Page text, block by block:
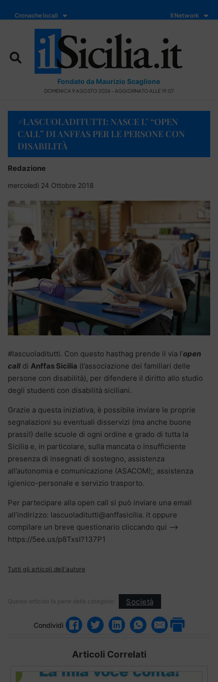
Cronache locali Il Network
Fondato da Maurizio Scaglione
DOMENICA 9 AGOSTO 2026 - AGGIORNATO ALLE 19:07
#LASCUOLADITUTTI: NASCE L’ “OPEN
CALL” DI ANFFAS PER LE PERSONE CON
DISABILITÀ
Redazione
mercoledì 24 Ottobre 2018
#lascuoladitutti. Con questo hasthag prende il via l’open
call di Anffas Sicilia (l’associazione dei familiari delle
persone con disabilità), per difendere il diritto allo studio
degli studenti con disabilità siciliani.
Grazie a questa iniziativa, è possibile inviare le proprie
segnalazioni su eventuali disservizi (ma anche buone
prassi!) delle scuole di ogni ordine e grado di tutta la
Sicilia e, in particolare, sulla mancata o insufficiente
presenza di insegnati di sostegno, assistenza
all’autonomia e comunicazione (ASACOM);, assistenza
igienico-personale e servizio trasporto.
Per partecipare alla open call si può inviare una email
all’indirizzo: lascuoladitutti@anffasicilia. it oppure
compilare un breve questionario cliccando qui —>
https://5ee.us/p8TxsI?137P1
Tutti gli articoli dell'autore
Questo articolo fa parte delle categorie: Società
Condividi
Articoli Correlati